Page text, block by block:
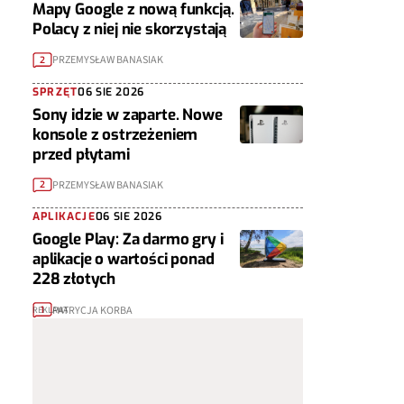
Mapy Google z nową funkcją.
Polacy z niej nie skorzystają
2 PRZEMYSŁAW BANASIAK
SPRZĘT06 SIE 2026
Sony idzie w zaparte. Nowe
konsole z ostrzeżeniem
przed płytami
2 PRZEMYSŁAW BANASIAK
APLIKACJE06 SIE 2026
Google Play: Za darmo gry i
aplikacje o wartości ponad
228 złotych
1 PATRYCJA KORBA